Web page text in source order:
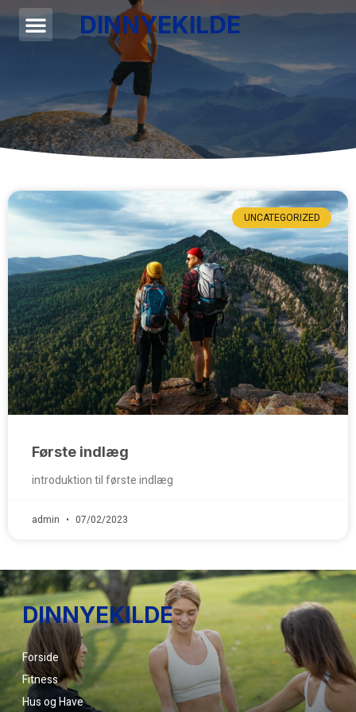
DINNYEKILDE
UNCATEGORIZED
Første indlæg
introduktion til første indlæg
admin 07/02/2023
DINNYEKILDE
Forside
Fitness
Hus og Have